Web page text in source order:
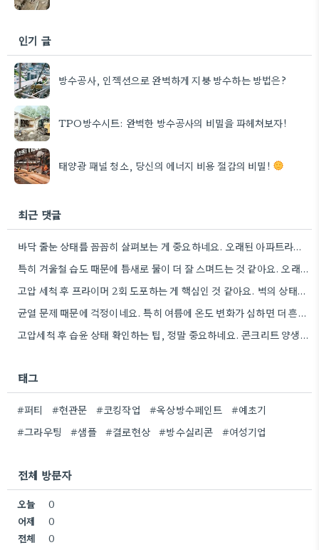
인기 글
방수공사, 인젝션으로 완벽하게 지붕 방수하는 방법은?
TPO방수시트: 완벽한 방수공사의 비밀을 파헤쳐보자!
태양광 패널 청소, 당신의 에너지 비용 절감의 비밀!
최근 댓글
바닥 줄눈 상태를 꼼꼼히 살펴보는 게 중요하네요. 오래된 아파트라면 줄눈부터 망가지기 쉬울 것 같아요.
특히 겨울철 습도 때문에 틈새로 물이 더 잘 스며드는 것 같아요. 오래된 건물일수록 이런 부분에…
고압 세척 후 프라이머 2회 도포하는 게 핵심인 것 같아요. 벽의 상태에 따라 흡수율이 달라지니까,…
균열 문제 때문에 걱정이네요. 특히 여름에 온도 변화가 심하면 더 흔할 텐데, 시공 전에 충분한…
고압세척 후 습윤 상태 확인하는 팁, 정말 중요하네요. 콘크리트 양생 기간도 꼼꼼히 확인해야 하는 것…
태그
#퍼티 #현관문 #코킹작업 #옥상방수페인트
#예초기
#그라우팅
#샘플 #결로현상 #방수실리콘 #여성기업
전체 방문자
오늘
0
어제
0
전체
0